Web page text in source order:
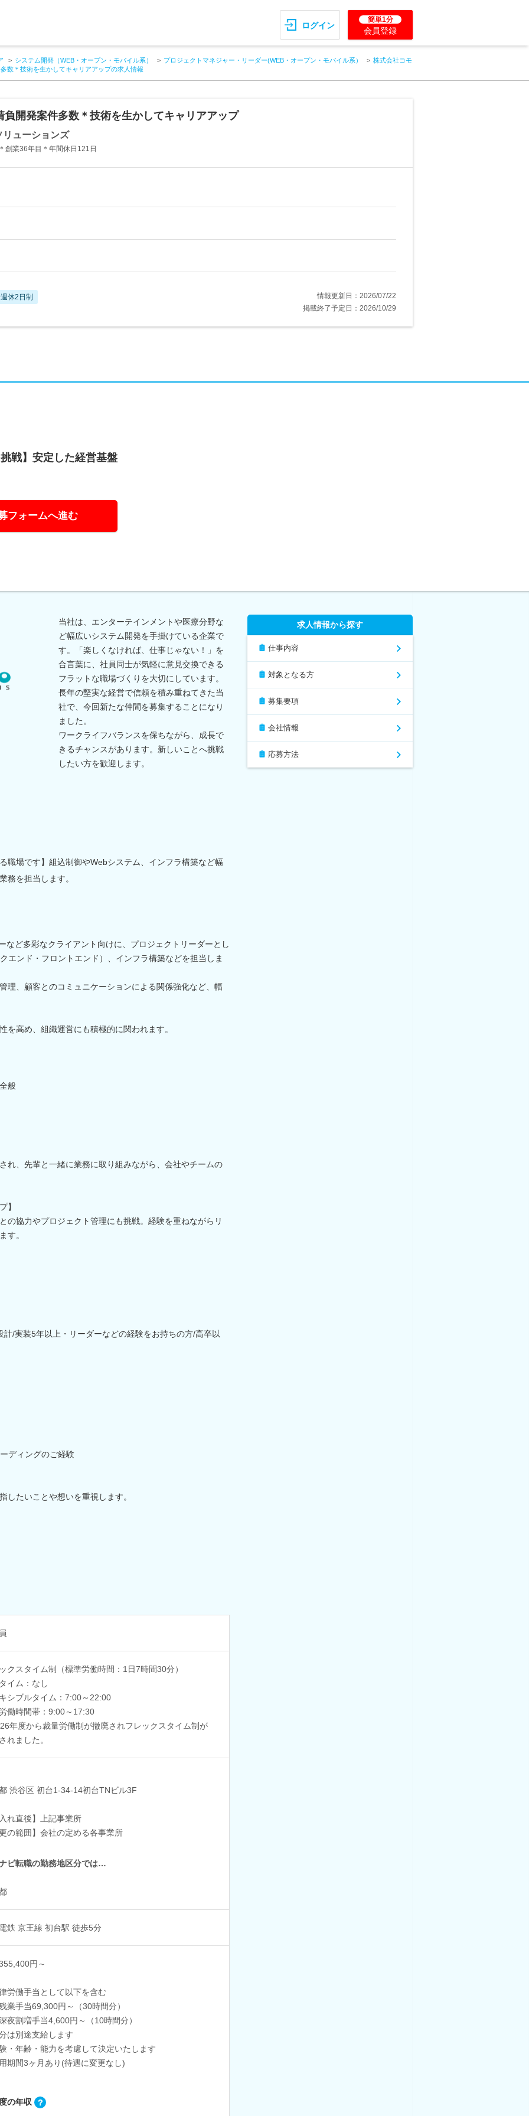
ログイン
簡単1分
会員登録
システム開発（WEB・オープン・モバイル系） プロジェクトマネジャー・リーダー(WEB・オープン・モバイル系）
株式会社コモ
数＊技術を生かしてキャリアアップの求人情報
負開発案件多数＊技術を生かしてキャリアアップ
ューションズ
創業36年目＊年間休日121日
休2日制
情報更新日：2026/07/22
掲載終了予定日：2026/10/29
戦】安定した経営基盤
フォームへ進む
当社は、エンターテインメントや医療分野な
ど幅広いシステム開発を手掛けている企業で
す。「楽しくなければ、仕事じゃない！」を
合言葉に、社員同士が気軽に意見交換できる
フラットな職場づくりを大切にしています。
長年の堅実な経営で信頼を積み重ねてきた当
社で、今回新たな仲間を募集することになり
ました。
ワークライフバランスを保ちながら、成長で
きるチャンスがあります。新しいことへ挑戦
したい方を歓迎します。
職場です】組込制御やWebシステム、インフラ構築など幅
務を担当します。
など多彩なクライアント向けに、プロジェクトリーダーとし
エンド・フロントエンド）、インフラ構築などを担当しま
理、顧客とのコミュニケーションによる関係強化など、幅
を高め、組織運営にも積極的に関われます。
般
れ、先輩と一緒に業務に取り組みながら、会社やチームの
】
の協力やプロジェクト管理にも挑戦。経験を重ねながらリ
す。
/実装5年以上・リーダーなどの経験をお持ちの方/高卒以
ディングのご経験
たいことや想いを重視します。
クスタイム制（標準労働時間：1日7時間30分）
イム：なし
シブルタイム：7:00～22:00
働時間帯：9:00～17:30
年度から裁量労働制が撤廃されフレックスタイム制が
れました。
渋谷区 初台1-34-14初台TNビル3F
れ直後】上記事業所
の範囲】会社の定める各事業所
ビ転職の勤務地区分では…
鉄 京王線 初台駅 徒歩5分
円～
労働手当として以下を含む
業手当69,300円～（30時間分）
夜割増手当4,600円～（10時間分）
は別途支給します
・年齢・能力を考慮して決定いたします
期間3ヶ月あり(待遇に変更なし)
の年収
求人情報から探す
仕事内容
対象となる方
募集要項
会社情報
応募方法